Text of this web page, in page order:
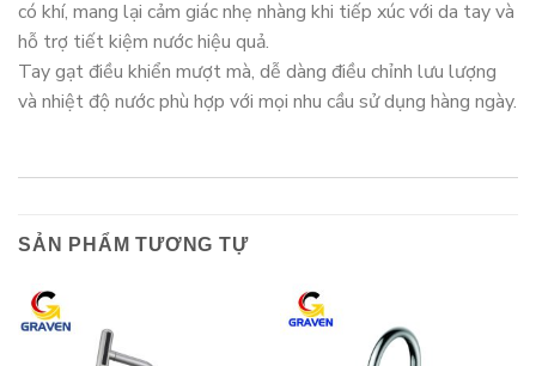
có khí, mang lại cảm giác nhẹ nhàng khi tiếp xúc với da tay và
hỗ trợ tiết kiệm nước hiệu quả.
Tay gạt điều khiển mượt mà, dễ dàng điều chỉnh lưu lượng
và nhiệt độ nước phù hợp với mọi nhu cầu sử dụng hàng ngày.
SẢN PHẨM TƯƠNG TỰ